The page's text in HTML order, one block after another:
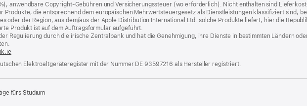
anwendbare Copyright-Gebühren und Versicherungssteuer (wo erforderlich). Nicht enthalten sind
Produkte, die entsprechend dem europäischen Mehrwertsteuergesetz als Dienstleistungen klassifiziert sind,
oder der Region, aus dem/aus der Apple Distribution International Ltd. solche Produkte liefert, hier die
Produkt ist auf dem Auftragsformular aufgeführt.
Regulierung durch die irische Zentralbank und hat die Genehmigung, ihre Dienste in bestimmten Ländern
Elektroaltgeräteregister mit der Nummer DE 93597216 als Hersteller registriert.
fürs Studium